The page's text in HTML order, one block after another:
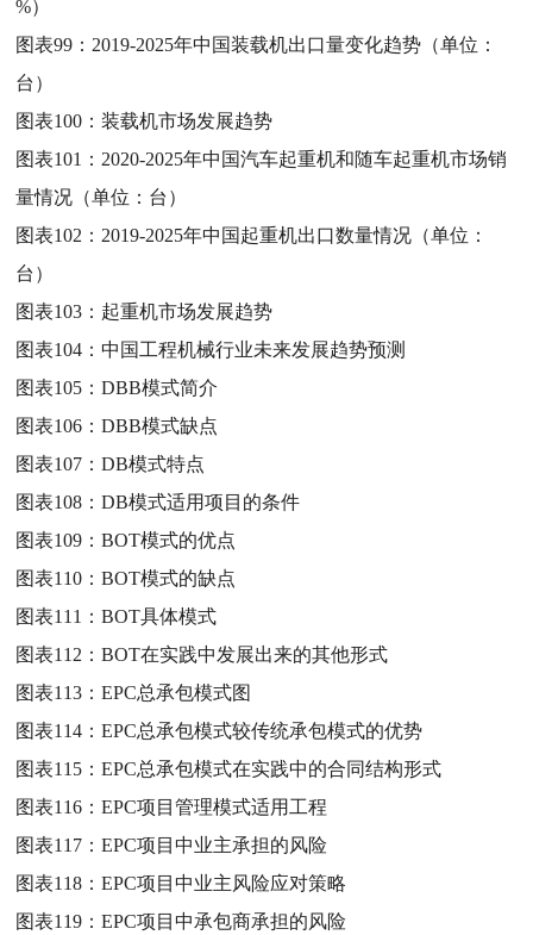
%）
图表99： 2019-2025年中国装载机出口量变化趋势（单位：
台）
图表100：装载机市场发展趋势
图表101： 2020-2025年中国汽车起重机和随车起重机市场销
量情况（单位：台）
图表102： 2019-2025年中国起重机出口数量情况（单位：
台）
图表103： 起重机市场发展趋势
图表104：中国工程机械行业未来发展趋势预测
图表105：DBB模式简介
图表106：DBB模式缺点
图表107：DB模式特点
图表108：DB模式适用项目的条件
图表109：BOT模式的优点
图表110：BOT模式的缺点
图表111：BOT具体模式
图表112：BOT在实践中发展出来的其他形式
图表113：EPC总承包模式图
图表114：EPC总承包模式较传统承包模式的优势
图表115：EPC总承包模式在实践中的合同结构形式
图表116：EPC项目管理模式适用工程
图表117：EPC项目中业主承担的风险
图表118：EPC项目中业主风险应对策略
图表119：EPC项目中承包商承担的风险